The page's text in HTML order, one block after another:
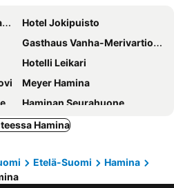
Hotel Jokipuisto
Gasthaus Vanha-Merivartioasema
Hotelli Leikari
Meyer Hamina
Haminan Seurahuone
Hamina
Etelä-Suomi
Hamina